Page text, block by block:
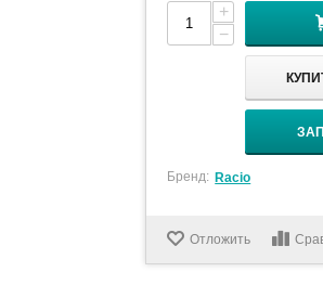
+
−
Бренд: Racio
Отложить